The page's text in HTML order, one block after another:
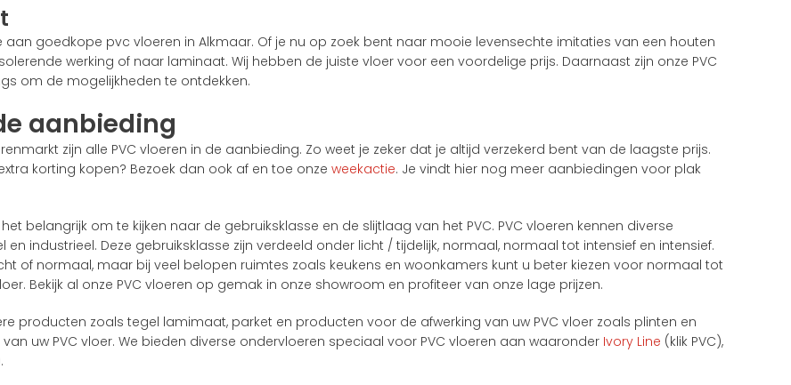
goedkope pvc vloeren in Alkmaar. Of je nu op zoek bent naar mooie levensechte imitaties van een houten
werking of naar laminaat. Wij hebben de juiste vloer voor een voordelige prijs. Daarnaast zijn onze PVC
om de mogelijkheden te ontdekken.
aanbieding
zijn alle PVC vloeren in de aanbieding. Zo weet je zeker dat je altijd verzekerd bent van de laagste prijs.
korting kopen? Bezoek dan ook af en toe onzeweekactie. Je vindt hier nog meer aanbiedingen voor plak
belangrijk om te kijken naar de gebruiksklasse en de slijtlaag van het PVC. PVC vloeren kennen diverse
industrieel. Deze gebruiksklasse zijn verdeeld onder licht / tijdelijk, normaal, normaal tot intensief en intensief.
of normaal, maar bij veel belopen ruimtes zoals keukens en woonkamers kunt u beter kiezen voor normaal tot
Bekijk al onze PVC vloeren op gemak in onze showroom en profiteer van onze lage prijzen.
producten zoals tegel lamimaat, parket en producten voor de afwerking van uw PVC vloer zoals plinten en
uw PVC vloer. We bieden diverse ondervloeren speciaal voor PVC vloeren aan waaronder Ivory Line (klik PVC),